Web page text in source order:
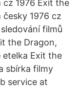
1976 Exit the
1976 cz
filmů
the Dragon,
etelka Exit the
sbírka filmy
service at